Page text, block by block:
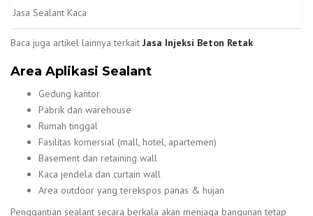
Jasa Sealant Kaca
Baca juga artikel lainnya terkait Jasa Injeksi Beton Retak
Area Aplikasi Sealant
Gedung kantor
Pabrik dan warehouse
Rumah tinggal
Fasilitas komersial (mall, hotel, apartemen)
Basement dan retaining wall
Kaca jendela dan curtain wall
Area outdoor yang terekspos panas & hujan
Penggantian sealant secara berkala akan menjaga bangunan tetap